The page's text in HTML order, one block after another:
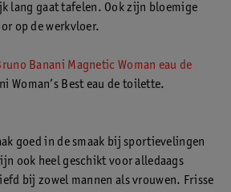
lang gaat tafelen. Ook zijn bloemige
op de werkvloer.
Banani Magnetic Woman eau de
Woman’s Best eau de toilette.
goed in de smaak bij sportievelingen
ook heel geschikt voor alledaags
bij zowel mannen als vrouwen. Frisse